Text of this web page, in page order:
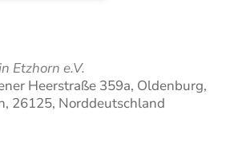
Etzhorn e.V.
Heerstraße 359a, Oldenburg,
26125, Norddeutschland